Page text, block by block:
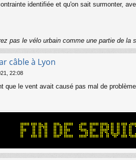
identifiée et qu'on sait surmonter,
pas le vélo urbain comme une partie de
câble à Lyon
22:08
que le vent avait causé pas mal de